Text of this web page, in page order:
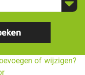
of wijzigen?